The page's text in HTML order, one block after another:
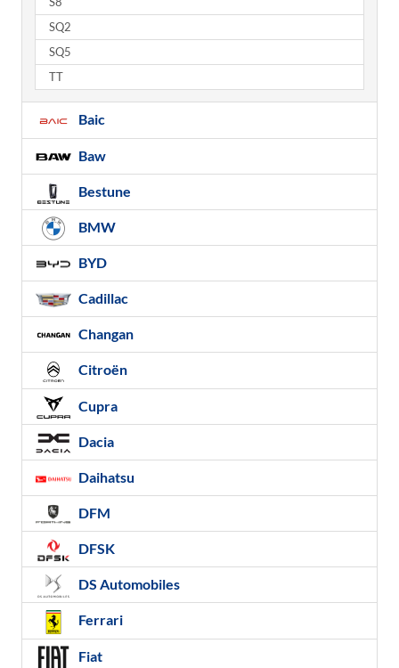
SQ2
SQ5
TT
Baic
Baw
Bestune
BMW
BYD
Cadillac
Changan
Citroën
Cupra
Dacia
Daihatsu
DFM
DFSK
DS Automobiles
Ferrari
Fiat